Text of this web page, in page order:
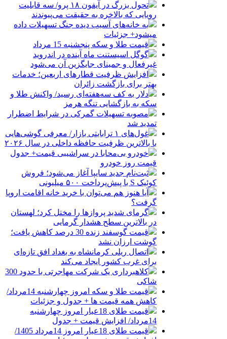
تحول بزرگ در آیفون ۱۸ پرو/ سه قابلیت
رویایی که بالاخره به حقیقت می‌پیوندند
به خانه‌های آسیب دیده جنگ تسهیلات داده
میشود+ جزئیات
قیمت طلا و سکه پنجشنبه 15 مرداد
گوگل اسیستنت ماه آینده در اندروید
غیرفعال و جمینای جایگزین آن می‌شود
افزایش ظرفیت قطارهای اربعین؛ خدمات
بهتر برای بازگشت زائران
دلار به کف سه‌هفته‌ای رسید/ واکنش طلا و
سکه به بازگشایی تنگه هرمز
مصوبه تسهیلات گمرکی در شرایط اضطرار
تمدید شد
غول‌های ۱ ترابایتی بازار/ معرفی گوشی‌هایی
با بالاترین ظرفیت حافظه داخلی در سال ۲۰۲۶
خودرو بی‌محابا در سراشیبی قیمت+ جدول
قیمت روز خودرو
ثبت‌نام جدید سایپا آغاز می‌شود؛ فروش
کوئیک S با پیش‌پرداخت ۵۰۰ میلیونی
آیا هنوز هم می‌توان با خرید خانه اقامت اروپا
گرفت؟
گرمای شدید پروازها را مختل کرد؛ لهستان
در بالاترین سطح هشدار گرمایی
قیمت گوسفند زنده 30 درصد کاهش یافت؛
گوشت ارزان نشد
اتصال ریلی کرمانشاه به بغداد افق تازه‌ای
برای غرب کشور ایجاد می‌کند
کلاهبرداری یک شرکت مهاجرتی با حدود 300
شاکی
قیمت طلا و سکه امروز چهارشنبه 14مرداد/
کاهش همه قیمت ها + جدول و جزئیات
قیمت طلای 18عیار امروز چهارشنبه
14مرداد/ افزایش قیمت + جدول
قیمت طلای 18عیار امروز 14مرداد 1405/